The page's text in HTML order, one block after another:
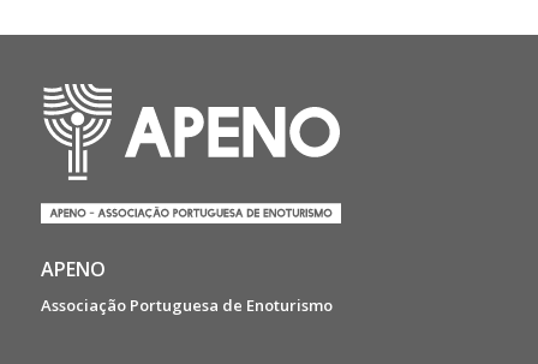
APENO
Associação Portuguesa de Enoturismo